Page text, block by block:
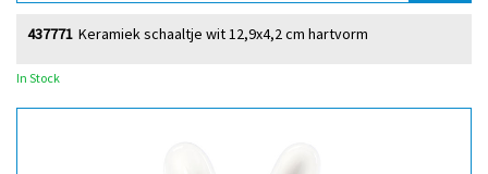
Keramiek schaaltje wit 12,9x4,2 cm hartvorm
437771
In Stock